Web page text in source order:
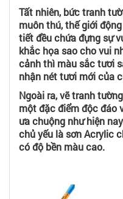
Tất nhiên, bức tranh
muôn thú, thế giới
tiết đều chứa đựng sự
khắc họa sao cho vui
cảnh thì màu sắc tươi
nhận nét tươi mới của
Ngoài ra, vẽ tranh
một đặc điểm độc đáo
ưa chuộng như hiện
chủ yếu là sơn Acrylic
có độ bền màu cao.